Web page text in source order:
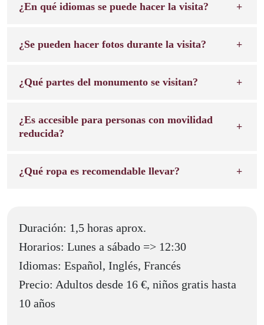
¿En qué idiomas se puede hacer la visita?
¿Se pueden hacer fotos durante la visita?
¿Qué partes del monumento se visitan?
¿Es accesible para personas con movilidad
reducida?
¿Qué ropa es recomendable llevar?
Duración: 1,5 horas aprox.
Horarios: Lunes a sábado => 12:30
Idiomas: Español, Inglés, Francés
Precio: Adultos desde 16 €, niños gratis hasta
10 años